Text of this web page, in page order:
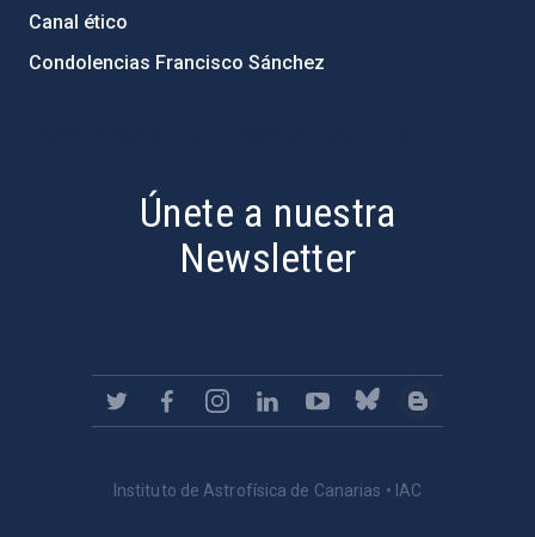
Canal ético
Condolencias Francisco Sánchez
Únete a nuestra
Newsletter
Instituto de Astrofísica de Canarias • IAC